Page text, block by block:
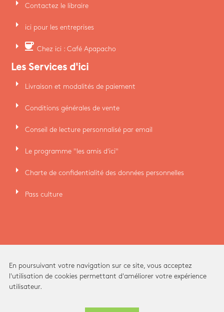
arrow_right Contactez le libraire
arrow_right ici pour les entreprises
arrow_right coffee Chez ici : Café Apapacho
Les Services d'ici
arrow_right Livraison et modalités de paiement
arrow_right Conditions générales de vente
arrow_right Conseil de lecture personnalisé par email
arrow_right Le programme "les amis d'ici"
arrow_right Charte de confidentialité des données personnelles
arrow_right Pass culture
En poursuivant votre navigation sur ce site, vous acceptez
l'utilisation de cookies permettant d'améliorer votre expérience
utilisateur.